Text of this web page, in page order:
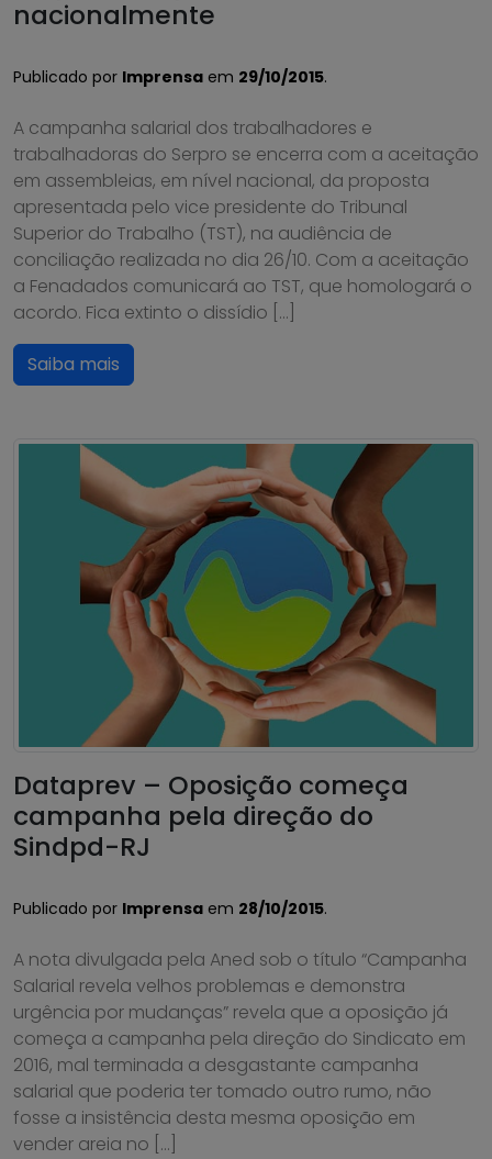
nacionalmente
Publicado por Imprensa em 29/10/2015.
A campanha salarial dos trabalhadores e
trabalhadoras do Serpro se encerra com a aceitação
em assembleias, em nível nacional, da proposta
apresentada pelo vice presidente do Tribunal
Superior do Trabalho (TST), na audiência de
conciliação realizada no dia 26/10. Com a aceitação
a Fenadados comunicará ao TST, que homologará o
acordo. Fica extinto o dissídio […]
Saiba mais
Dataprev – Oposição começa
campanha pela direção do
Sindpd-RJ
Publicado por Imprensa em 28/10/2015.
A nota divulgada pela Aned sob o título “Campanha
Salarial revela velhos problemas e demonstra
urgência por mudanças” revela que a oposição já
começa a campanha pela direção do Sindicato em
2016, mal terminada a desgastante campanha
salarial que poderia ter tomado outro rumo, não
fosse a insistência desta mesma oposição em
vender areia no […]